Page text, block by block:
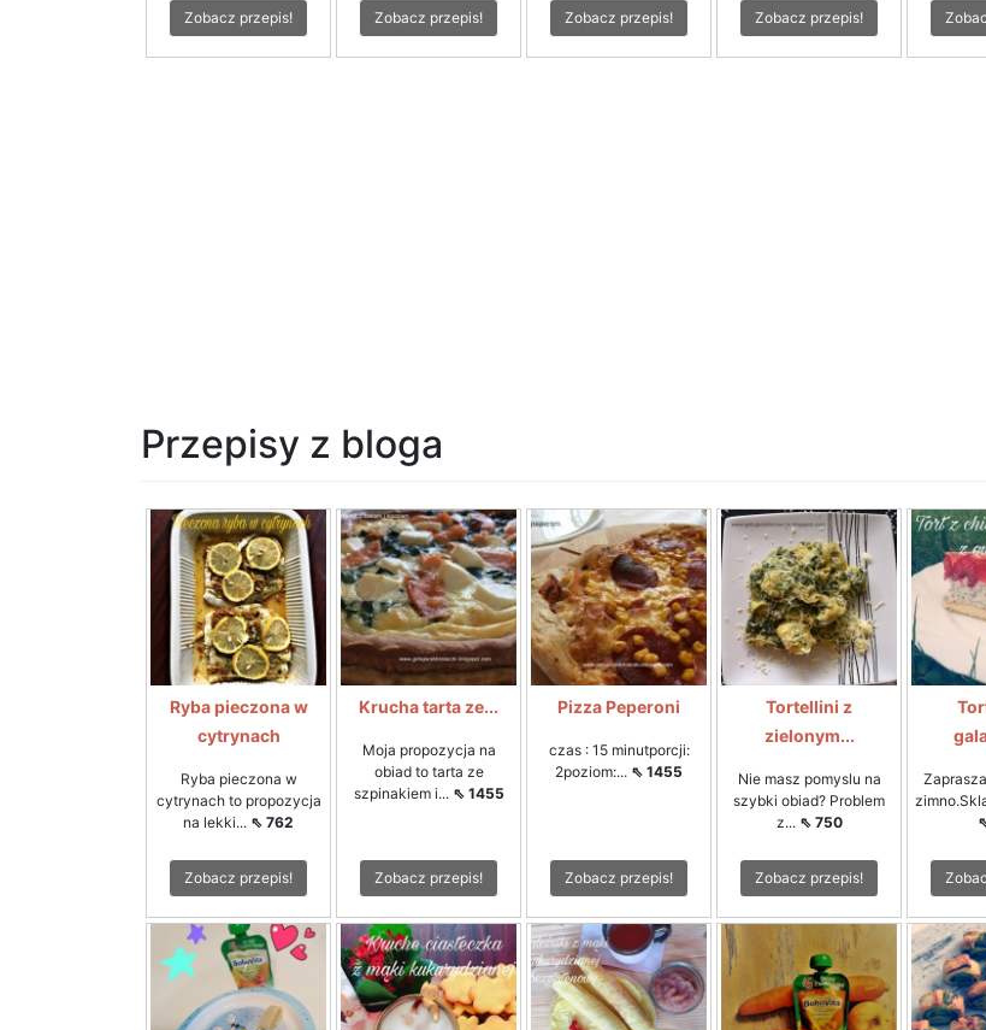
Zobacz przepis! Zobacz przepis! Zobacz przepis! Zobacz przepis!
Przepisy z bloga
Ryba pieczona w
cytrynach
Ryba pieczona w
cytrynach to propozycja
na lekki... ⇖ 762
Zobacz przepis!
Krucha tarta ze...
Moja propozycja na
obiad to tarta ze
szpinakiem i... ⇖ 1455
Zobacz przepis!
Pizza Peperoni
czas : 15 minutporcji:
2poziom:... ⇖ 1455
Zobacz przepis!
Tortellini z
zielonym...
Nie masz pomyslu na
szybki obiad? Problem
z... ⇖ 750
Zobacz przepis!